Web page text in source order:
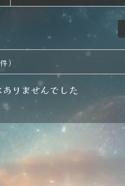
）
りませんでした